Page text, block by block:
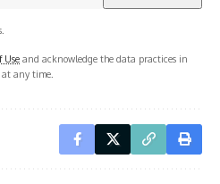
Use and acknowledge the data practices in
at any time.